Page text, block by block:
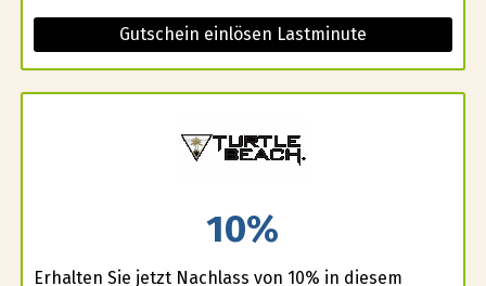
Gutschein einlösen Lastminute
10%
Erhalten Sie jetzt Nachlass von 10% in diesem